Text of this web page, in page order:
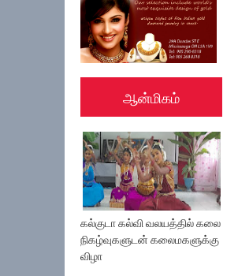
ஆன்மிகம்
கல்குடா கல்வி வலயத்தில் கலை
நிகழ்வுகளுடன் கலைமகளுக்கு
விழா